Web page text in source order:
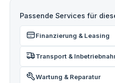
Passende Services für
Finanzierung & Leasing
Transport &
Wartung & Reparatur